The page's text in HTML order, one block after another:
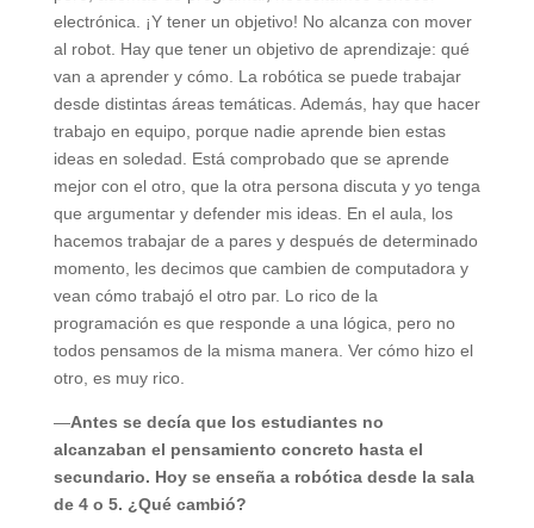
electrónica. ¡Y tener un objetivo! No alcanza con mover
al robot. Hay que tener un objetivo de aprendizaje: qué
van a aprender y cómo. La robótica se puede trabajar
desde distintas áreas temáticas. Además, hay que hacer
trabajo en equipo, porque nadie aprende bien estas
ideas en soledad. Está comprobado que se aprende
mejor con el otro, que la otra persona discuta y yo tenga
que argumentar y defender mis ideas. En el aula, los
hacemos trabajar de a pares y después de determinado
momento, les decimos que cambien de computadora y
vean cómo trabajó el otro par. Lo rico de la
programación es que responde a una lógica, pero no
todos pensamos de la misma manera. Ver cómo hizo el
otro, es muy rico.
—Antes se decía que los estudiantes no
alcanzaban el pensamiento concreto hasta el
secundario. Hoy se enseña a robótica desde la sala
de 4 o 5. ¿Qué cambió?